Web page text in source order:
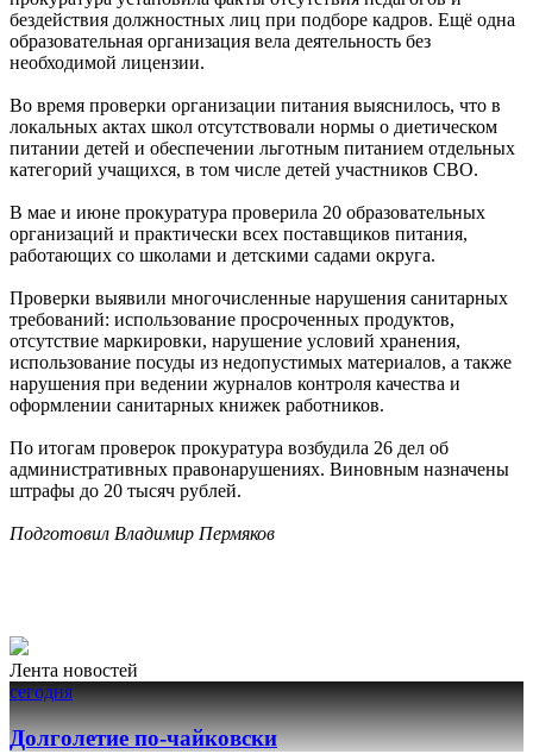
бездействия должностных лиц при подборе кадров. Ещё одна
образовательная организация вела деятельность без
необходимой лицензии.
Во время проверки организации питания выяснилось, что в
локальных актах школ отсутствовали нормы о диетическом
питании детей и обеспечении льготным питанием отдельных
категорий учащихся, в том числе детей участников СВО.
В мае и июне прокуратура проверила 20 образовательных
организаций и практически всех поставщиков питания,
работающих со школами и детскими садами округа.
Проверки выявили многочисленные нарушения санитарных
требований: использование просроченных продуктов,
отсутствие маркировки, нарушение условий хранения,
использование посуды из недопустимых материалов, а также
нарушения при ведении журналов контроля качества и
оформлении санитарных книжек работников.
По итогам проверок прокуратура возбудила 26 дел об
административных правонарушениях. Виновным назначены
штрафы до 20 тысяч рублей.
Подготовил Владимир Пермяков
Лента новостей
сегодня
Долголетие по-чайковски